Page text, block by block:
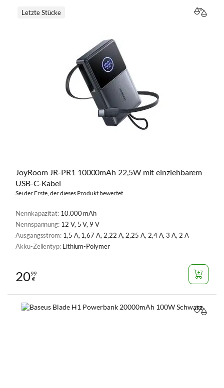
JoyRoom JR-PR1 10000mAh 22,5W mit einziehbarem
USB-C-Kabel
Sei der Erste, der dieses Produkt bewertet
Nennkapazität: 10.000 mAh
Nennspannung: 12 V, 5 V, 9 V
Ausgangsstrom: 1,5 A, 1,67 A, 2,22 A, 2,25 A, 2,4 A, 3 A, 2 A
Akku-Zellentyp: Lithium-Polymer
Letzte Stücke
2099
€